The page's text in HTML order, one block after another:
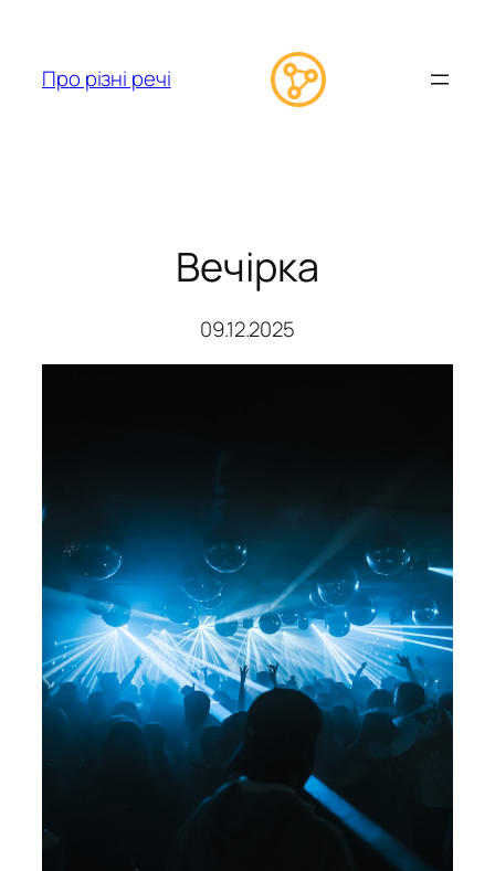
вмісту
Про різні речі
Вечірка
09.12.2025